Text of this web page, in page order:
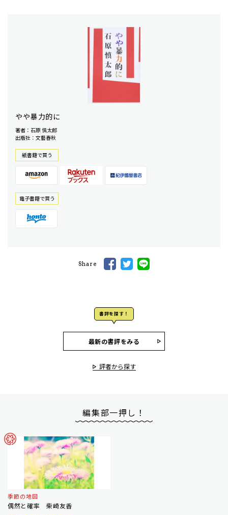
やや暴力的に
著者：石原 慎太郎
出版社：文藝春秋
紙書籍で買う
電⼦書籍で買う
Share
書評を探す！
最新の書評をみる
評者から探す
編集部一押し！
季節の地図
偶然と確率 柴崎友香